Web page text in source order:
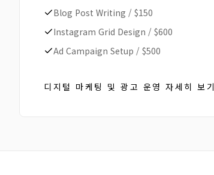
Blog Post Writing / $150
Instagram Grid Design / $600
Ad Campaign Setup / $500
디지털 마케팅 및 광고 운영 자세히 보기